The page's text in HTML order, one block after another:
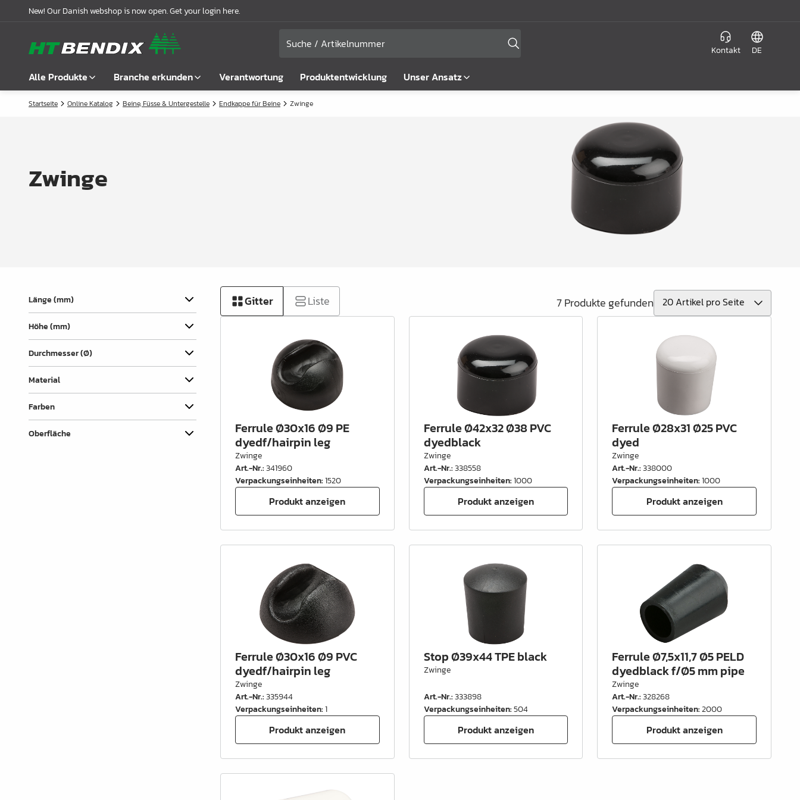
New! Our Danish webshop is now open. Get your login here.
Kontakt DE
Alle Produkte
Alle anzeigen
Schlösser
Auszüge &
Schubkastenteile
Scharniere & Türbeschläge
Beine, Füsse &
Untergestelle
Filz, Gleitnägel & Anschläge
Branche erkunden
Möbelindustrie
Garderobenlösungen
Verantwortung Produktentwicklung Unser Ansatz
Über uns
Compliance
Startseite Online Katalog Beine, Füsse & Untergestelle Endkappe für Beine Zwinge
Zwinge
Länge (mm)
Höhe (mm)
Durchmesser (Ø)
Material
Farben
Oberfläche
Liste
Gitter 7 Produkte gefunden
Ferrule Ø30x16 Ø9 PE
dyedf/hairpin leg
Zwinge
Art.-Nr.:341960
Verpackungseinheiten:1520
Produkt anzeigen
Ferrule Ø42x32 Ø38 PVC
dyedblack
Zwinge
Art.-Nr.:338558
Verpackungseinheiten:1000
Produkt anzeigen
Ferrule Ø28x31 Ø25 PVC
dyed
Zwinge
Art.-Nr.:338000
Verpackungseinheiten:1000
Produkt anzeigen
Ferrule Ø30x16 Ø9 PVC
dyedf/hairpin leg
Zwinge
Art.-Nr.:335944
Verpackungseinheiten:1
Produkt anzeigen
Stop Ø39x44 TPE black
Zwinge
Art.-Nr.:333898
Verpackungseinheiten:504
Produkt anzeigen
Ferrule Ø7,5x11,7 Ø5 PELD
dyedblack f/Ø5 mm pipe
Zwinge
Art.-Nr.:328268
Verpackungseinheiten:2000
Produkt anzeigen